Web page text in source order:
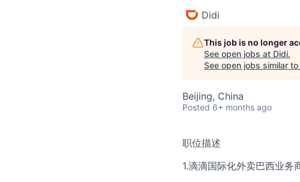
Didi
This job is no longer
See open jobs at Didi.
See open jobs similar to
Beijing, China
Posted 6+ months ago
职位描述
1.滴滴国际化外卖巴西业